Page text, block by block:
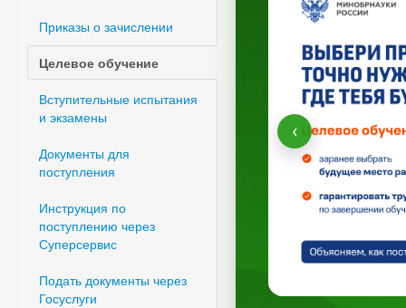
Приказы о зачислении
Целевое обучение
Вступительные испытания
и экзамены
Документы для
поступления
Инструкция по
поступлению через
Суперсервис
Подать документы через
Госуслуги
‹